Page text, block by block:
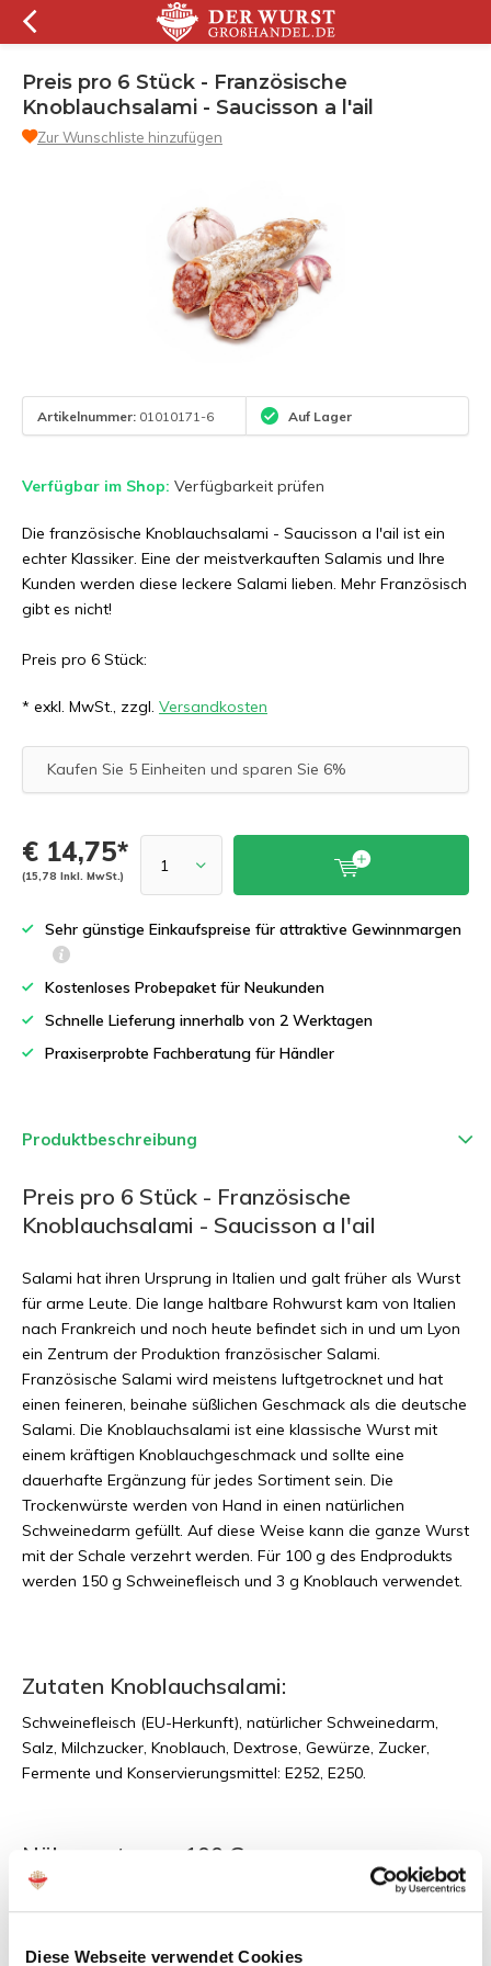
Diese Webseite verwendet Cookies
Preis pro 6 Stück - Französische
Knoblauchsalami - Saucisson a l'ail
Zur Wunschliste hinzufügen
Artikelnummer: 01010171-6 Auf Lager
Verfügbar im Shop: Verfügbarkeit prüfen
Die französische Knoblauchsalami - Saucisson a l'ail ist ein
echter Klassiker. Eine der meistverkauften Salamis und Ihre
Kunden werden diese leckere Salami lieben. Mehr Französisch
gibt es nicht!
Preis pro 6 Stück:
* exkl. MwSt., zzgl. Versandkosten
Kaufen Sie 5 Einheiten und sparen Sie 6%
€ 14,75*
(15,78 Inkl. MwSt.)
Sehr günstige Einkaufspreise für attraktive Gewinnmargen
Kostenloses Probepaket für Neukunden
Schnelle Lieferung innerhalb von 2 Werktagen
Praxiserprobte Fachberatung für Händler
Produktbeschreibung
Preis pro 6 Stück - Französische
Knoblauchsalami - Saucisson a l'ail
Salami hat ihren Ursprung in Italien und galt früher als Wurst
für arme Leute. Die lange haltbare Rohwurst kam von Italien
nach Frankreich und noch heute befindet sich in und um Lyon
ein Zentrum der Produktion französischer Salami.
Französische Salami wird meistens luftgetrocknet und hat
einen feineren, beinahe süßlichen Geschmack als die deutsche
Salami. Die Knoblauchsalami ist eine klassische Wurst mit
einem kräftigen Knoblauchgeschmack und sollte eine
dauerhafte Ergänzung für jedes Sortiment sein. Die
Trockenwürste werden von Hand in einen natürlichen
Schweinedarm gefüllt. Auf diese Weise kann die ganze Wurst
mit der Schale verzehrt werden. Für 100 g des Endprodukts
werden 150 g Schweinefleisch und 3 g Knoblauch verwendet.
Zutaten Knoblauchsalami:
Schweinefleisch (EU-Herkunft), natürlicher Schweinedarm,
Salz, Milchzucker, Knoblauch, Dextrose, Gewürze, Zucker,
Fermente und Konservierungsmittel: E252, E250.
Nährwerte pro 100 Gramm:
Energie: 1728 KJ (416 Kcal)
Fette: 32,8 g, davon gesättigt: 12,3 g